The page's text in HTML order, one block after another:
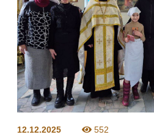
12.12.2025 552